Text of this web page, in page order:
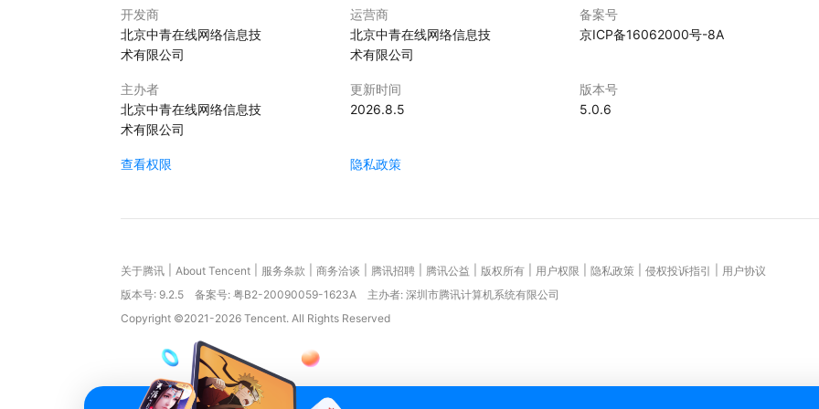
开发商
北京中青在线网络信息技
术有限公司
运营商
北京中青在线网络信息技
术有限公司
备案号
京ICP备16062000号-8A
主办者
北京中青在线网络信息技
术有限公司
更新时间
2026.8.5
版本号
5.0.6
查看权限 隐私政策
关于腾讯 About Tencent 服务条款 商务洽谈 腾讯招聘 腾讯公益 版权所有 用户权限 隐私政策 侵权投诉指引
用户协议
版本号: 9.2.5 备案号: 粤B2-20090059-1623A
主办者: 深圳市腾讯计算机系统有限公司
Copyright ©2021-2026 Tencent. All Rights Reserved